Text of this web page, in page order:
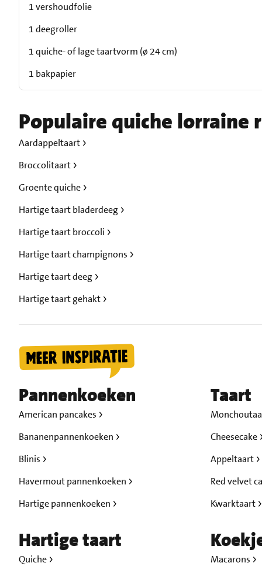
1 vershoudfolie
1 deegroller
1 quiche- of lage taartvorm (ø 24 cm)
1 bakpapier
Populaire quiche lorraine
Aardappeltaart
Broccolitaart
Groente quiche
Hartige taart bladerdeeg
Hartige taart broccoli
Hartige taart champignons
Hartige taart deeg
Hartige taart gehakt
Pannenkoeken
American pancakes
Bananenpannenkoeken
Blinis
Havermout pannenkoeken
Hartige pannenkoeken
Taart
Cheesecake
Appeltaart
Red velvet
Kwarktaart
Hartige taart
Quiche
Macarons